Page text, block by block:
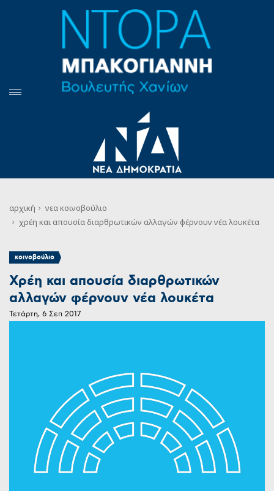
αρχική νεακοινοβούλιο
χρέη και απουσία διαρθρωτικών αλλαγών φέρνουν νέα λουκέτα
κοινοβούλιο
Χρέη και απουσία διαρθρωτικών
αλλαγών φέρνουν νέα λουκέτα
Τετάρτη, 6 Σεπ 2017